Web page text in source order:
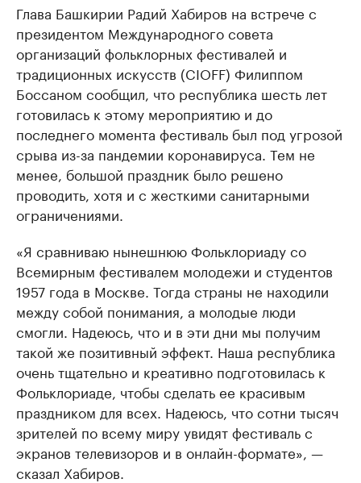
Глава Башкирии Радий Хабиров на встрече с
президентом Международного совета
организаций фольклорных фестивалей и
традиционных искусств (CIOFF) Филиппом
Боссаном сообщил, что республика шесть лет
готовилась к этому мероприятию и до
последнего момента фестиваль был под угрозой
срыва из-за пандемии коронавируса. Тем не
менее, большой праздник было решено
проводить, хотя и с жесткими санитарными
ограничениями.
«Я сравниваю нынешнюю Фольклориаду со
Всемирным фестивалем молодежи и студентов
1957 года в Москве. Тогда страны не находили
между собой понимания, а молодые люди
смогли. Надеюсь, что и в эти дни мы получим
такой же позитивный эффект. Наша республика
очень тщательно и креативно подготовилась к
Фольклориаде, чтобы сделать ее красивым
праздником для всех. Надеюсь, что сотни тысяч
зрителей по всему миру увидят фестиваль с
экранов телевизоров и в онлайн-формате», —
сказал Хабиров.